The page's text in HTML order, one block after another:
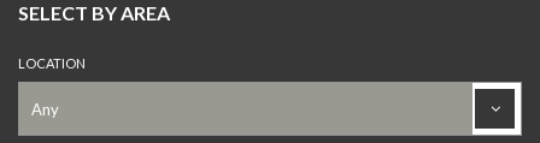
SELECT BY AREA
LOCATION